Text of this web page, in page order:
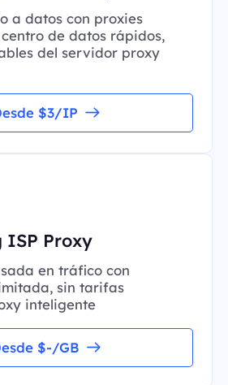
a datos con proxies
de datos rápidos,
del servidor proxy
$3/IP
ISP Proxy
en tráfico con
sin tarifas
inteligente
$-/GB